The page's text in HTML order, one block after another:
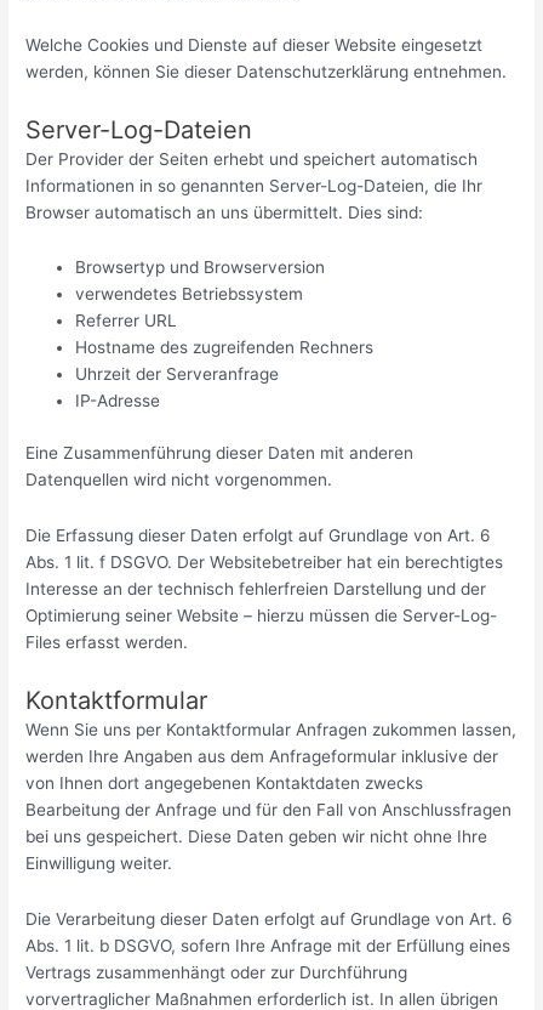
Welche Cookies und Dienste auf dieser Website eingesetzt
werden, können Sie dieser Datenschutzerklärung entnehmen.
Server-Log-Dateien
Der Provider der Seiten erhebt und speichert automatisch
Informationen in so genannten Server-Log-Dateien, die Ihr
Browser automatisch an uns übermittelt. Dies sind:
Browsertyp und Browserversion
verwendetes Betriebssystem
Referrer URL
Hostname des zugreifenden Rechners
Uhrzeit der Serveranfrage
IP-Adresse
Eine Zusammenführung dieser Daten mit anderen
Datenquellen wird nicht vorgenommen.
Die Erfassung dieser Daten erfolgt auf Grundlage von Art. 6
Abs. 1 lit. f DSGVO. Der Websitebetreiber hat ein berechtigtes
Interesse an der technisch fehlerfreien Darstellung und der
Optimierung seiner Website – hierzu müssen die Server-Log-
Files erfasst werden.
Kontaktformular
Wenn Sie uns per Kontaktformular Anfragen zukommen lassen,
werden Ihre Angaben aus dem Anfrageformular inklusive der
von Ihnen dort angegebenen Kontaktdaten zwecks
Bearbeitung der Anfrage und für den Fall von Anschlussfragen
bei uns gespeichert. Diese Daten geben wir nicht ohne Ihre
Einwilligung weiter.
Die Verarbeitung dieser Daten erfolgt auf Grundlage von Art. 6
Abs. 1 lit. b DSGVO, sofern Ihre Anfrage mit der Erfüllung eines
Vertrags zusammenhängt oder zur Durchführung
vorvertraglicher Maßnahmen erforderlich ist. In allen übrigen